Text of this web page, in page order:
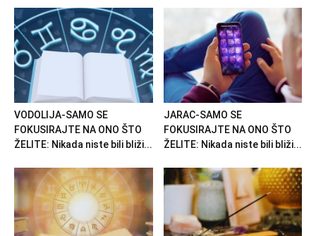
VODOLIJA-SAMO SE
FOKUSIRAJTE NA ONO ŠTO
ŽELITE: Nikada niste bili bliži...
JARAC-SAMO SE
FOKUSIRAJTE NA ONO ŠTO
ŽELITE: Nikada niste bili bliži...